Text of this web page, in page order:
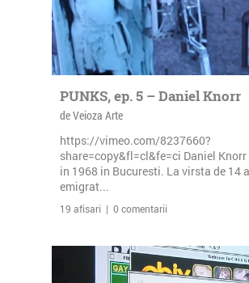
PUNKS, ep. 5 – Daniel Knorr
de Veioza Arte
https://vimeo.com/8237660?
share=copy&fl=cl&fe=ci Daniel
in 1968 in Bucuresti. La virsta de 14
emigrat...
19 afisari | 0 comentarii